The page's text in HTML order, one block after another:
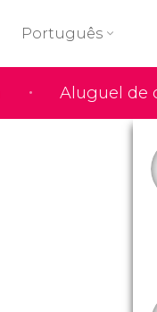
Aluguel de
Português